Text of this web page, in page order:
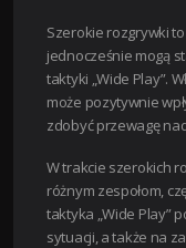
Szerokie rozgrywki
jednocześnie mogą
taktyki „Wide Play”.
może pozytywnie
zdobyć przewagę
W trakcie szerokich
różnym zespołom,
taktyka „Wide Play”
sytuacji, a także na